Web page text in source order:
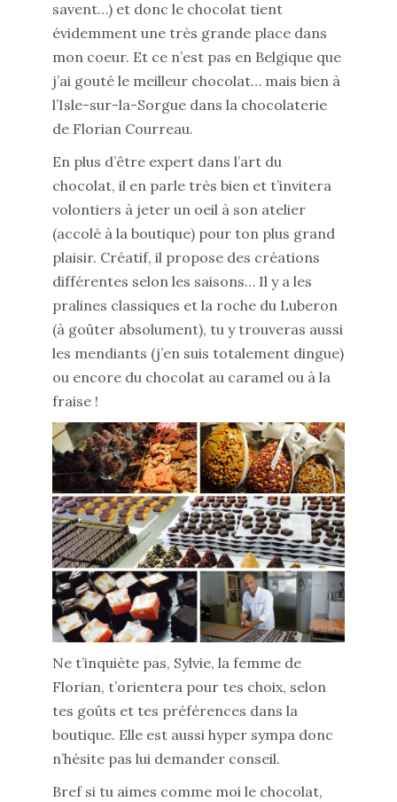
savent…) et donc le chocolat tient
évidemment une très grande place dans
mon coeur. Et ce n’est pas en Belgique que
j’ai gouté le meilleur chocolat… mais bien à
l’Isle-sur-la-Sorgue dans la chocolaterie
de Florian Courreau.
En plus d’être expert dans l’art du
chocolat, il en parle très bien et t’invitera
volontiers à jeter un oeil à son atelier
(accolé à la boutique) pour ton plus grand
plaisir. Créatif, il propose des créations
différentes selon les saisons… Il y a les
pralines classiques et la roche du Luberon
(à goûter absolument), tu y trouveras aussi
les mendiants (j’en suis totalement dingue)
ou encore du chocolat au caramel ou à la
fraise !
Ne t’inquiète pas, Sylvie, la femme de
Florian, t’orientera pour tes choix, selon
tes goûts et tes préférences dans la
boutique. Elle est aussi hyper sympa donc
n’hésite pas lui demander conseil.
Bref si tu aimes comme moi le chocolat,